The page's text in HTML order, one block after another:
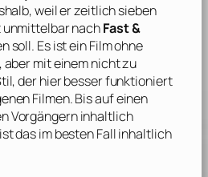
weil er zeitlich sieben
unmittelbar nachFast &
soll. Es ist ein Film ohne
aber mit einem nicht zu
der hier besser funktioniert
Filmen. Bis auf einen
Vorgängern inhaltlich
das im besten Fall inhaltlich